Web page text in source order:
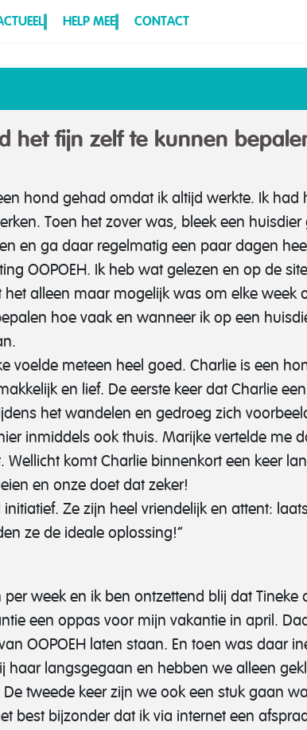
HELP MEE CONTACT
het fijn zelf te kunnen
hond gehad omdat ik altijd werkte. Ik
Toen het zover was, bleek een
en ga daar regelmatig een paar dagen
OOPOEH. Ik heb wat gelezen en op de
alleen maar mogelijk was om elke week
hoe vaak en wanneer ik op een
voelde meteen heel goed. Charlie is een
en lief. De eerste keer dat Charlie
het wandelen en gedroeg zich
inmiddels ook thuis. Marijke vertelde me
Wellicht komt Charlie binnenkort een keer
en onze doet dat zeker!
initiatief. Ze zijn heel vriendelijk en attent:
ze de ideale oplossing!”
per week en ik ben ontzettend blij dat
een oppas voor mijn vakantie in april.
OOPOEH laten staan. En toen was daar
haar langsgegaan en hebben we alleen
tweede keer zijn we ook een stuk gaan
best bijzonder dat ik via internet een